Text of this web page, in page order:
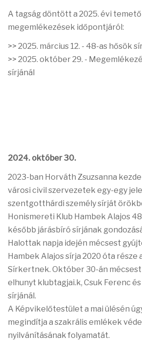
A tagság döntött a 2025. évi
megemlékezések időpontjáról:
>> 2025. március 12. - 48-as hősök
>> 2025. október 29. -
sírjánál
2024. október 30.
2023-ban Horváth Zsuzsanna
városi civil szervezetek egy-egy
szentgotthárdi személy sírját
Honismereti Klub Hambek Alajos
később járásbíró sírjának
Halottak napja idején mécsest
Hambek Alajos sírja 2020 óta része
Sírkertnek. Október 30-án
elhunyt klubtagjai.k, Csuk Ferenc
sírjánál.
A Képvikelőtestület a mai ülésén
megindítja a szakrális emlékek
nyilvánításának folyamatát.